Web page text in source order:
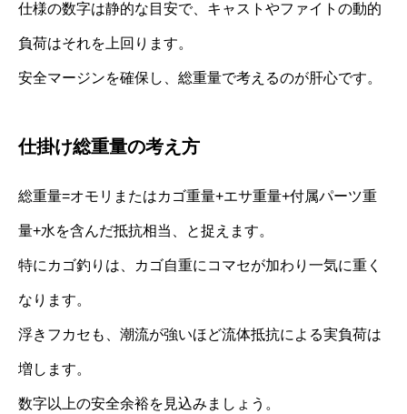
仕様の数字は静的な目安で、キャストやファイトの動的
負荷はそれを上回ります。
安全マージンを確保し、総重量で考えるのが肝心です。
仕掛け総重量の考え方
総重量=オモリまたはカゴ重量+エサ重量+付属パーツ重
量+水を含んだ抵抗相当、と捉えます。
特にカゴ釣りは、カゴ自重にコマセが加わり一気に重く
なります。
浮きフカセも、潮流が強いほど流体抵抗による実負荷は
増します。
数字以上の安全余裕を見込みましょう。